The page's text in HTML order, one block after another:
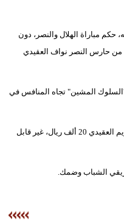
حكم مباراة الهلال والنصر، دون
من حارس النصر نواف العقيدي
ريال، بسبب "السلوك المشين" تجاه المنافس في
وأكدت اللجنة أن قرار الإيقاف مباراتين وتغريم العقيدي 20 ألف ريال، غير قابل
الشباب وضمك.